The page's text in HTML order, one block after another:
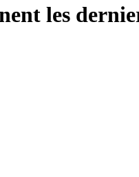
les